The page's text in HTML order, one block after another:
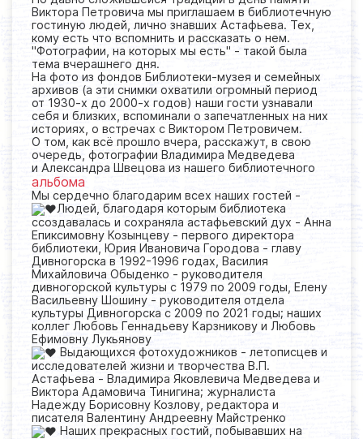
Виктора Петровича мы приглашаем в библиотечную
гостиную людей, лично знавших Астафьева. Тех,
кому есть что вспомнить и рассказать о нем.
"Фотографии, на которых мы есть" - такой была
тема вчерашнего дня.
На фото из фондов Библиотеки-музея и семейных
архивов (а эти снимки охватили огромный период
от 1930-х до 2000-х годов) наши гости узнавали
себя и близких, вспоминали о запечатленных на них
историях, о встречах с Виктором Петровичем.
О том, как всё прошло вчера, расскажут, в свою
очередь, фотографии Владимира Медведева
и Александра Швецова из нашего библиотечного
альбома
Мы сердечно благодарим всех наших гостей -
Людей, благодаря которым библиотека
ссоздавалась и сохраняла астафьевский дух - Анна
Епиксимовну Козынцеву - первого директора
библиотеки, Юрия Ивановича Городова - главу
Дивногорска в 1992-1996 годах, Василия
Михайловича Обыденко - руководителя
дивногорской культуры с 1979 по 2009 годы, Елену
Васильевну Шошину - руководителя отдела
культуры Дивногорска с 2009 по 2021 годы; наших
коллег Любовь Геннадьеву Карзникову и Любовь
Ефимовну Лукьянову
Выдающихся фотохудожников - летописцев и
исследователей жизни и творчества В.П.
Астафьева - Владимира Яковлевича Медведева и
Виктора Адамовича Тинигина; журналиста
Надежду Борисовну Козлову, редактора и
писателя Валентину Андреевну Майстренко
Наших прекрасных гостий, побывавших на